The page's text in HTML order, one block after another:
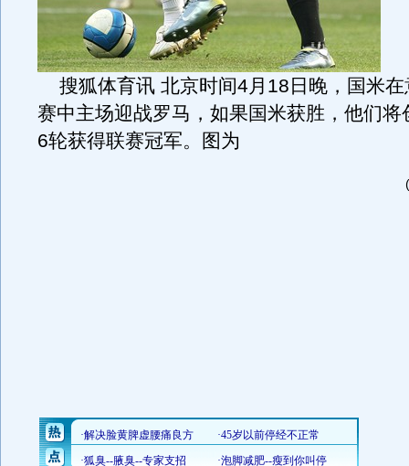
搜狐体育讯 北京时间4月18日晚，国米在
赛中主场迎战罗马，如果国米获胜，他们将
6轮获得联赛冠军。图为